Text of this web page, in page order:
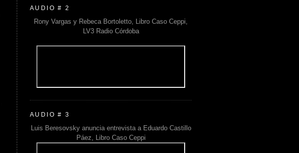
AUDIO # 2
Rony Vargas y Rebeca Bortoletto, Libro Caso Ceppi,
LV3 Radio Córdoba
AUDIO # 3
Luis Beresovsky anuncia entrevista a Eduardo Castillo
Páez, Libro Caso Ceppi